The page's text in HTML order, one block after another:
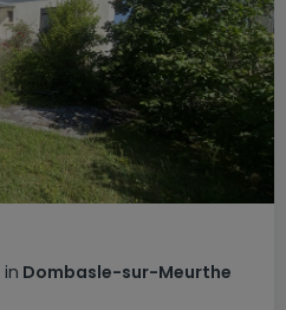
in Dombasle-sur-Meurthe